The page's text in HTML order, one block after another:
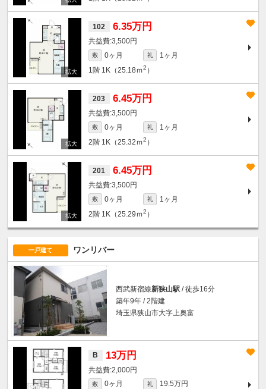
102 6.35万円
3,500円
敷 0ヶ月 礼
1ヶ月
1階 1K（25.18ｍ2 ）
203 6.45万円
3,500円
敷 0ヶ月 礼
1ヶ月
2階 1K（25.32ｍ2 ）
201 6.45万円
3,500円
敷 0ヶ月 礼
1ヶ月
2階 1K（25.29ｍ2 ）
一戸建て ワンリバー
西武新宿線新狭山駅 / 徒歩16分
築年9年 / 2階建
埼玉県狭山市大字上奥富
B 13万円
2,000円
敷 0ヶ月 礼
19.5万円